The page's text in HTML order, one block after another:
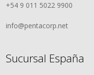
+54 9 011 5022 9900
info@pentacorp.net
Sucursal España